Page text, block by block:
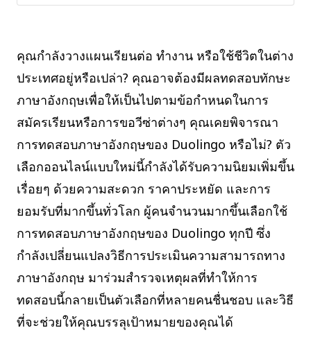
คุณกำลังวางแผนเรียนต่อ ทำงาน หรือใช้ชีวิตในต่าง
ประเทศอยู่หรือเปล่า? คุณอาจต้องมีผลทดสอบทักษะ
ภาษาอังกฤษเพื่อให้เป็นไปตามข้อกำหนดในการ
สมัครเรียนหรือการขอวีซ่าต่างๆ คุณเคยพิจารณา
การทดสอบภาษาอังกฤษของ Duolingo หรือไม่? ตัว
เลือกออนไลน์แบบใหม่นี้กำลังได้รับความนิยมเพิ่มขึ้น
เรื่อยๆ ด้วยความสะดวก ราคาประหยัด และการ
ยอมรับที่มากขึ้นทั่วโลก ผู้คนจำนวนมากขึ้นเลือกใช้
การทดสอบภาษาอังกฤษของ Duolingo ทุกปี ซึ่ง
กำลังเปลี่ยนแปลงวิธีการประเมินความสามารถทาง
ภาษาอังกฤษ มาร่วมสำรวจเหตุผลที่ทำให้การ
ทดสอบนี้กลายเป็นตัวเลือกที่หลายคนชื่นชอบ และวิธี
ที่จะช่วยให้คุณบรรลุเป้าหมายของคุณได้